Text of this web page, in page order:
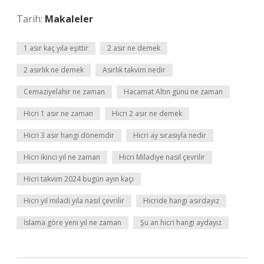
Tarih: Makaleler
1 asır kaç yıla eşittir 2 asır ne demek
2 asırlık ne demek Asırlık takvim nedir
Cemaziyelahir ne zaman Hacamat Altın günü ne zaman
Hicri 1 asır ne zaman Hicri 2 asır ne demek
Hicri 3 asır hangi dönemdir Hicri ay sırasıyla nedir
Hicri ikinci yıl ne zaman Hicri Miladiye nasıl çevrilir
Hicri takvim 2024 bugün ayın kaçı
Hicri yıl miladi yıla nasıl çevrilir Hicride hangi asırdayız
İslama göre yeni yıl ne zaman Şu an hicri hangi aydayız